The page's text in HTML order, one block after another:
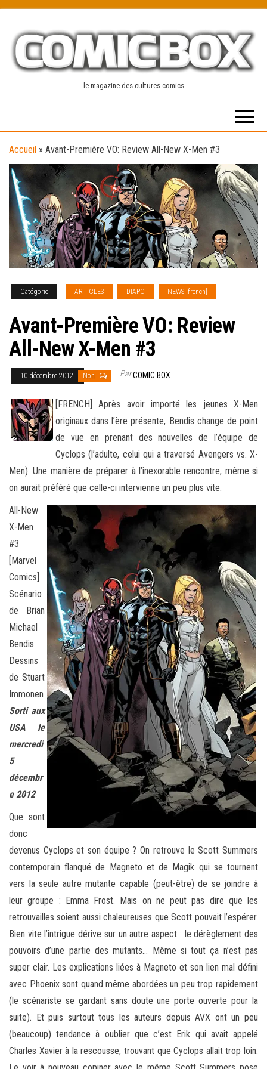
content
le magazine des cultures comics
Accueil » Avant-Première VO: Review All-New X-Men #3
Catégorie ARTICLES DIAPO NEWS [french]
Avant-Première VO: Review
All-New X-Men #3
10 décembre 2012 Non ParCOMIC BOX
[FRENCH] Après avoir importé les jeunes X-Men
originaux dans l’ère présente, Bendis change de point
de vue en prenant des nouvelles de l’équipe de
Cyclops (l’adulte, celui qui a traversé Avengers vs. X-
Men). Une manière de préparer à l’inexorable rencontre, même si
on aurait préféré que celle-ci intervienne un peu plus vite.
All-New
X-Men
#3
[Marvel
Comics]
Scénario
de Brian
Michael
Bendis
Dessins
de Stuart
Immonen
Sorti aux
USA le
mercredi
5
décembr
e 2012
Que sont
donc
devenus Cyclops et son équipe ? On retrouve le Scott Summers
contemporain flanqué de Magneto et de Magik qui se tournent
vers la seule autre mutante capable (peut-être) de se joindre à
leur groupe : Emma Frost. Mais on ne peut pas dire que les
retrouvailles soient aussi chaleureuses que Scott pouvait l’espérer.
Bien vite l’intrigue dérive sur un autre aspect : le dérèglement des
pouvoirs d’une partie des mutants… Même si tout ça n’est pas
super clair. Les explications liées à Magneto et son lien mal défini
avec Phoenix sont quand même abordées un peu trop rapidement
(le scénariste se gardant sans doute une porte ouverte pour la
suite). Et puis surtout tous les auteurs depuis AVX ont un peu
(beaucoup) tendance à oublier que c’est Erik qui avait appelé
Charles Xavier à la rescousse, trouvant que Cyclops allait trop loin.